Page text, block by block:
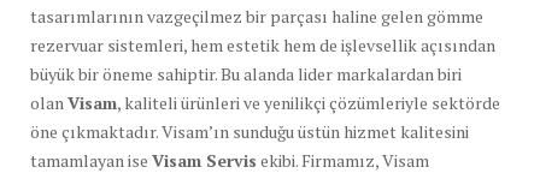
tasarımlarının vazgeçilmez bir parçası haline gelen gömme
rezervuar sistemleri, hem estetik hem de işlevsellik açısından
büyük bir öneme sahiptir. Bu alanda lider markalardan biri
olan Visam, kaliteli ürünleri ve yenilikçi çözümleriyle sektörde
öne çıkmaktadır. Visam’ın sunduğu üstün hizmet kalitesini
tamamlayan ise Visam Servis ekibi. Firmamız, Visam